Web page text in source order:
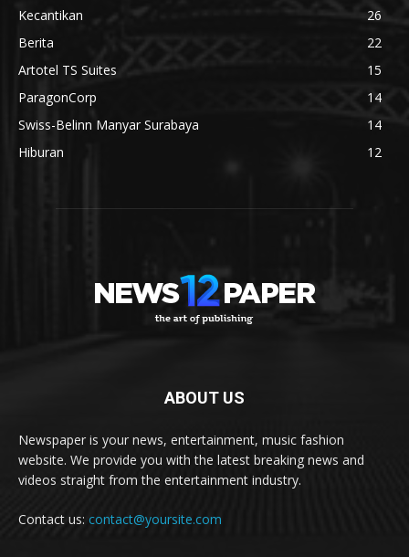
Kecantikan
26
Berita
22
Artotel TS Suites
15
ParagonCorp
14
Swiss-Belinn Manyar Surabaya
14
Hiburan
12
ABOUT US
Newspaper is your news, entertainment, music fashion
website. We provide you with the latest breaking news and
videos straight from the entertainment industry.
Contact us: contact@yoursite.com